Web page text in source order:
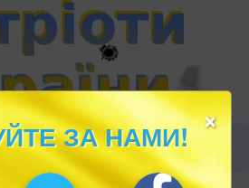
×
ЗА НАМИ!